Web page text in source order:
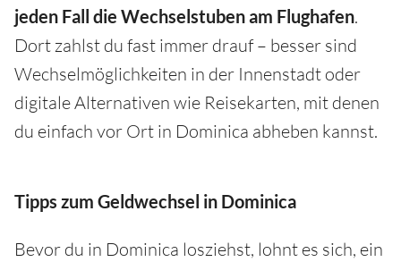
jeden Fall die Wechselstuben am Flughafen.
Dort zahlst du fast immer drauf – besser sind
Wechselmöglichkeiten in der Innenstadt oder
digitale Alternativen wie Reisekarten, mit denen
du einfach vor Ort in Dominica abheben kannst.
Tipps zum Geldwechsel in Dominica
Bevor du in Dominica losziehst, lohnt es sich, ein